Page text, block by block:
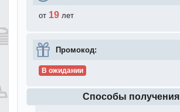
от 19 лет
Промокод:
В ожидании
Способы получения